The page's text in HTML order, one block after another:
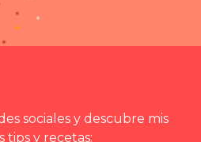
sociales y descubre mis
tips y recetas: